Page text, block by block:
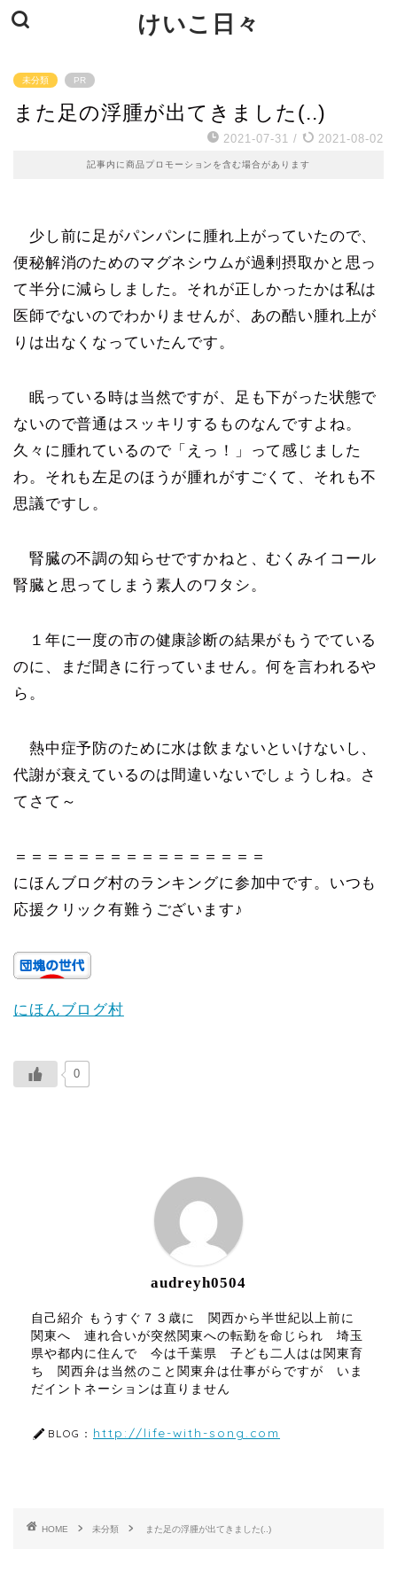
けいこ日々
未分類 PR
また足の浮腫が出てきました(..)
2021-07-31 / 2021-08-02
記事内に商品プロモーションを含む場合があります
少し前に足がパンパンに腫れ上がっていたので、
便秘解消のためのマグネシウムが過剰摂取かと思っ
て半分に減らしました。それが正しかったかは私は
医師でないのでわかりませんが、あの酷い腫れ上が
りは出なくなっていたんです。
眠っている時は当然ですが、足も下がった状態で
ないので普通はスッキリするものなんですよね。
久々に腫れているので「えっ！」って感じました
わ。それも左足のほうが腫れがすごくて、それも不
思議ですし。
腎臓の不調の知らせですかねと、むくみイコール
腎臓と思ってしまう素人のワタシ。
１年に一度の市の健康診断の結果がもうでている
のに、まだ聞きに行っていません。何を言われるや
ら。
熱中症予防のために水は飲まないといけないし、
代謝が衰えているのは間違いないでしょうしね。さ
てさて～
＝＝＝＝＝＝＝＝＝＝＝＝＝＝＝＝
にほんブログ村のランキングに参加中です。いつも
応援クリック有難うございます♪
にほんブログ村
0
audreyh0504
自己紹介 もうすぐ７３歳に 関西から半世紀以上前に
関東へ 連れ合いが突然関東への転勤を命じられ 埼玉
県や都内に住んで 今は千葉県 子ども二人はは関東育
ち 関西弁は当然のこと関東弁は仕事がらですが いま
だイントネーションは直りません
BLOG： http://life-with-song.com
HOME 未分類 また足の浮腫が出てきました(..)